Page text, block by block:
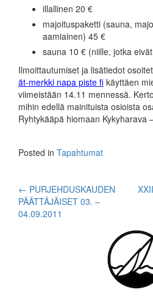
illallinen 20 €
majoituspaketti (sauna,
aamiainen) 45 €
sauna 10 € (niille, jotka
Ilmoittautumiset ja lisätiedot
ät-merkki napa piste fi käyttäen
viimeistään 14.11 mennessä.
mihin edellä mainituista osioista
Ryhtykääpä hiomaan Kykyharava
Posted in Tapahtumat
Post
navigation
← PURJEHDUSKAUDEN
PÄÄTTÄJÄISET 03. –
04.09.2011